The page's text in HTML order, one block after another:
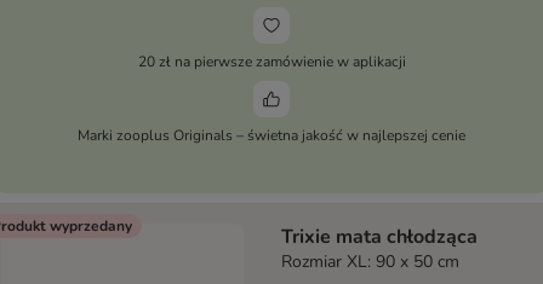
20 zł na pierwsze zamówienie w aplikacji
Marki zooplus Originals – świetna jakość w najlepszej cenie
wyprzedany Trixie mata chłodząca
Rozmiar XL: 90 x 50 cm